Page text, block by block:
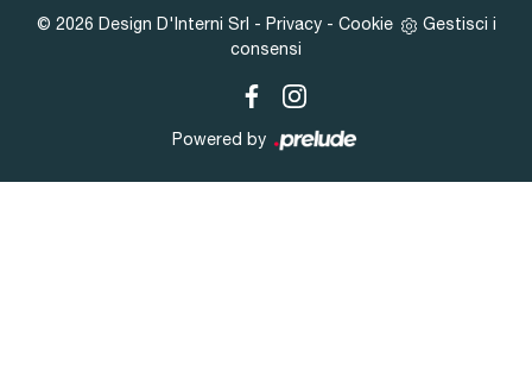
© 2026 Design D'Interni Srl - Privacy- Cookie
Gestisci i
consensi
Powered by